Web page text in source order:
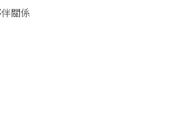
關係